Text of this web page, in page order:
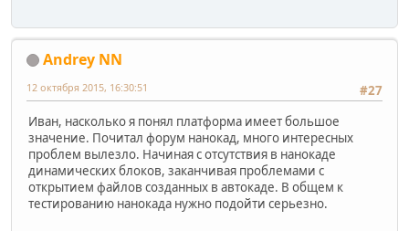
Andrey NN
#27
12 октября 2015, 16:30:51
Иван, насколько я понял платформа имеет большое
значение. Почитал форум нанокад, много интересных
проблем вылезло. Начиная с отсутствия в нанокаде
динамических блоков, заканчивая проблемами с
открытием файлов созданных в автокаде. В общем к
тестированию нанокада нужно подойти серьезно.